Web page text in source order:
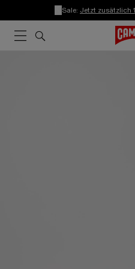
Sale: Jetzt zusätzlich